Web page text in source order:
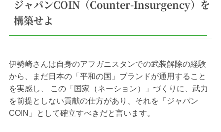
ジャパンCOIN（Counter-Insurgency）を
構築せよ
伊勢崎さんは自身のアフガニスタンでの武装解除の経験
から、まだ日本の「平和の国」ブランドが通用すること
を実感し、 この「国家（ネーション）」づくりに、武力
を前提としない貢献の仕方があり、それを「ジャパン
COIN」として確立すべきだと言います。